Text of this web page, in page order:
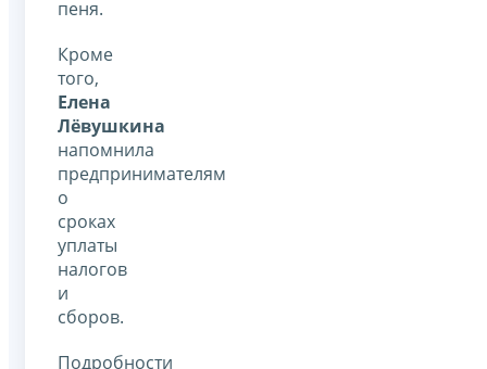
пеня.
Кроме
того,
Елена
Лёвушкина
напомнила
предпринимателям
о
сроках
уплаты
налогов
и
сборов.
Подробности